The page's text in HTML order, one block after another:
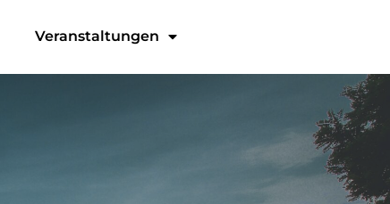
Veranstaltungen